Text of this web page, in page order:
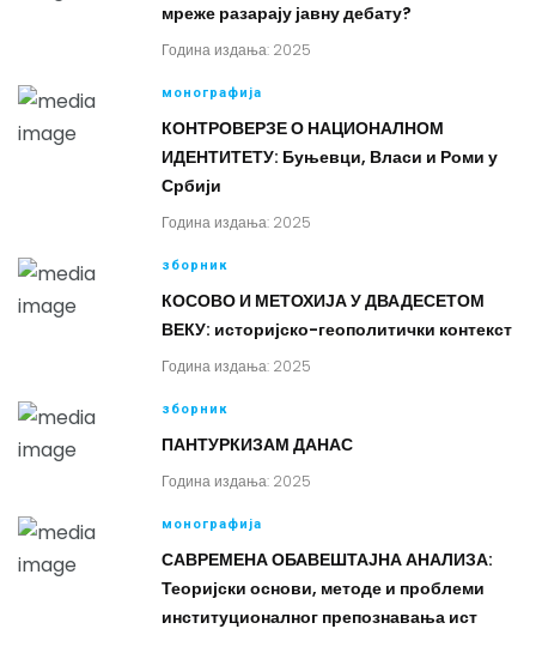
мреже разарају јавну дебату?
Година издања: 2025
монографија
КОНТРОВЕРЗЕ О НАЦИОНАЛНОМ
ИДЕНТИТЕТУ: Буњевци, Власи и Роми у
Србији
Година издања: 2025
зборник
КОСОВО И МЕТОХИЈА У ДВАДЕСЕТОМ
ВЕКУ: историјско-геополитички контекст
Година издања: 2025
зборник
ПАНТУРКИЗАМ ДАНАС
Година издања: 2025
монографија
САВРЕМЕНА ОБАВЕШТАЈНА АНАЛИЗА:
Теоријски основи, методе и проблеми
институционалног препознавања ист